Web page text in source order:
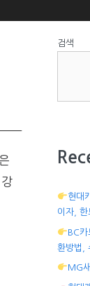
검색
현대
이자, 한
BC
환방법,
MG